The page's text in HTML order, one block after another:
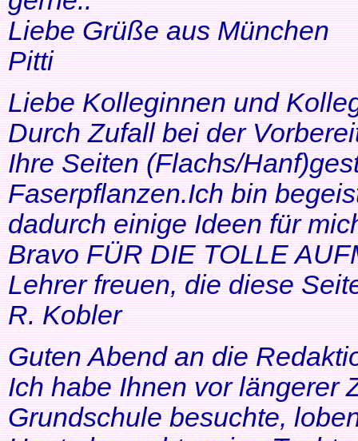
Liebe Grüße aus München
Pitti
Liebe Kolleginnen und
Durch Zufall bei der
Ihre Seiten (Flachs/
Faserpflanzen.Ich bin
dadurch einige Ideen für
Bravo FÜR DIE TOLLE
Lehrer freuen, die diese
R. Kobler
Guten Abend an die
Ich habe Ihnen vor längerer
Grundschule besuchte,